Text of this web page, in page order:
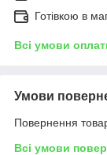
Готівкою в
Всі умови
Умови
Повернення
Всі умови